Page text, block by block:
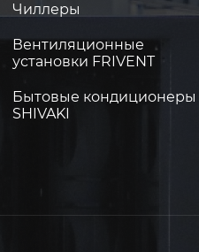
Чиллеры
Вентиляционные
установки FRIVENT
Бытовые кондиционеры
SHIVAKI